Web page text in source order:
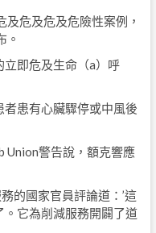
危及危及危險性案例，
。
即危及生命（a）呼
患有心臟驟停或中風後
Union警告說，額克響應
的國家官員評論道：’這
它為削減服務開闢了道